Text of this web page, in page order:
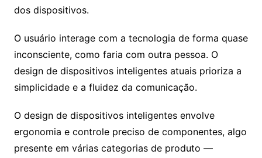
dos dispositivos.
O usuário interage com a tecnologia de forma quase
inconsciente, como faria com outra pessoa. O
design de dispositivos inteligentes atuais prioriza a
simplicidade e a fluidez da comunicação.
O design de dispositivos inteligentes envolve
ergonomia e controle preciso de componentes, algo
presente em várias categorias de produto —